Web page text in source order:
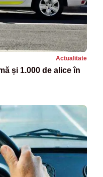
Actualitate
și 1.000 de alice în